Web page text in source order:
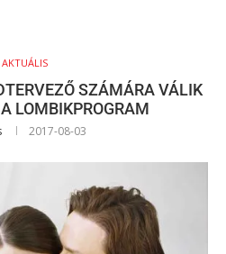
AKTUÁLIS
SZÁMÁRA VÁLIK
LOMBIKPROGRAM
2017-08-03